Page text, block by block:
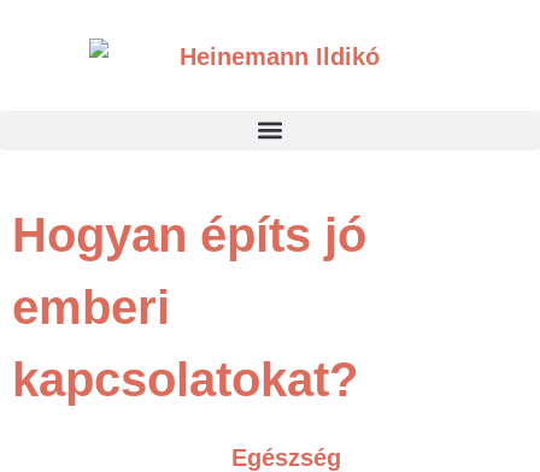
Hogyan építs jó
emberi
kapcsolatokat?
Egészség